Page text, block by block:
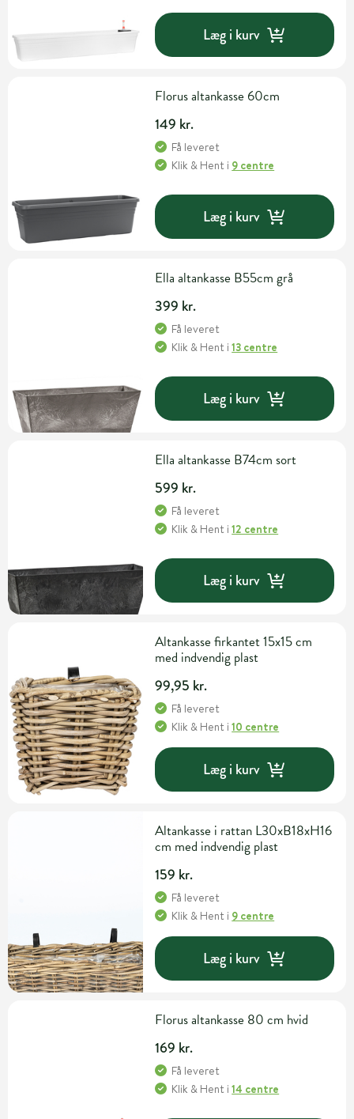
Læg i kurv
Florus altankasse 60cm
149 kr.
Få leveret
Klik & Hent i 9 centre
Læg i kurv
Ella altankasse B55cm grå
399 kr.
Få leveret
Klik & Hent i13 centre
Læg i kurv
Ella altankasse B74cm sort
599 kr.
Få leveret
Klik & Hent i12 centre
Læg i kurv
Altankasse firkantet 15x15 cm
med indvendig plast
99,95 kr.
Få leveret
Klik & Hent i10 centre
Læg i kurv
Altankasse i rattan L30xB18xH16
cm med indvendig plast
159 kr.
Få leveret
Klik & Hent i 9 centre
Læg i kurv
Florus altankasse 80 cm hvid
169 kr.
Få leveret
Klik & Hent i14 centre